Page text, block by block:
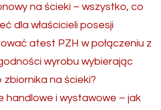
na ścieki – wszystko, co
dla właścicieli posesji
atest PZH w połączeniu z
wyrobu wybierając
na ścieki?
handlowe i wystawowe – jak